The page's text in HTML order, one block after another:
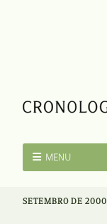
MENU
SETEMBRO DE 2000